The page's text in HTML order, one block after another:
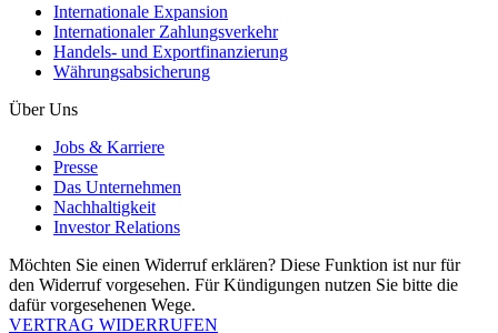
Internationale Expansion
Internationaler Zahlungsverkehr
Handels- und Exportfinanzierung
Währungsabsicherung
Über Uns
Jobs & Karriere
Presse
Das Unternehmen
Nachhaltigkeit
Investor Relations
Möchten Sie einen Widerruf erklären? Diese Funktion ist nur für
den Widerruf vorgesehen. Für Kündigungen nutzen Sie bitte die
dafür vorgesehenen Wege.
VERTRAG WIDERRUFEN